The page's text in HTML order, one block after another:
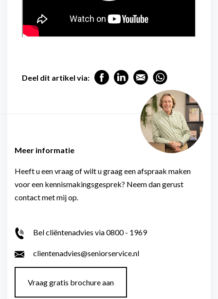
Deel dit artikel via:
Meer informatie
Heeft u een vraag of wilt u graag een afspraak maken
voor een kennismakingsgesprek? Neem dan gerust
contact met mij op.
Bel cliëntenadvies via 0800 - 1969
clientenadvies@seniorservice.nl
Vraag gratis brochure aan